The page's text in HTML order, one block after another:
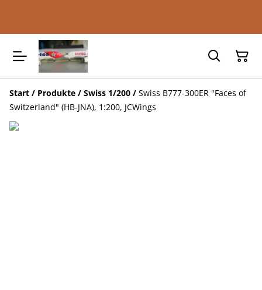
Start / Produkte / Swiss 1/200 / Swiss B777-300ER "Faces of
Switzerland" (HB-JNA), 1:200, JCWings